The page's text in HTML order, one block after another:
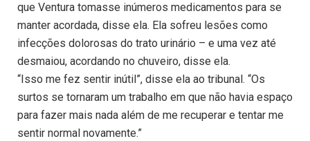
que Ventura tomasse inúmeros medicamentos para se
manter acordada, disse ela. Ela sofreu lesões como
infecções dolorosas do trato urinário – e uma vez até
desmaiou, acordando no chuveiro, disse ela.
“Isso me fez sentir inútil”, disse ela ao tribunal. “Os
surtos se tornaram um trabalho em que não havia espaço
para fazer mais nada além de me recuperar e tentar me
sentir normal novamente.”